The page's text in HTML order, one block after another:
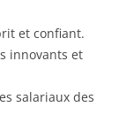
et confiant.
innovants et
salariaux des